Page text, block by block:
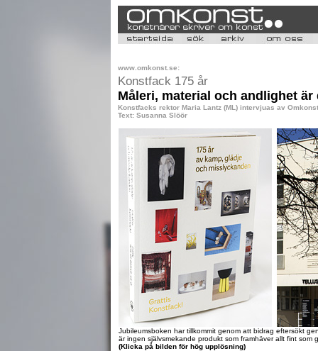
www.omkonst.se:
Konstfack 175 år
Måleri, material och andlighet
Konstfacks rektor Maria Lantz (ML) intervjuas av
Text: Susanna Slöör
Jubileumsboken har tillkommit genom att bidrag eftersökt
är ingen självsmekande produkt som framhäver allt fint som
(Klicka på bilden för hög upplösning)